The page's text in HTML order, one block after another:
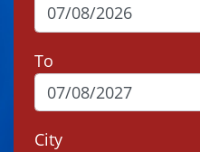
To
City